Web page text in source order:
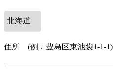
住所 (例：豊島区東池袋1-1-1)